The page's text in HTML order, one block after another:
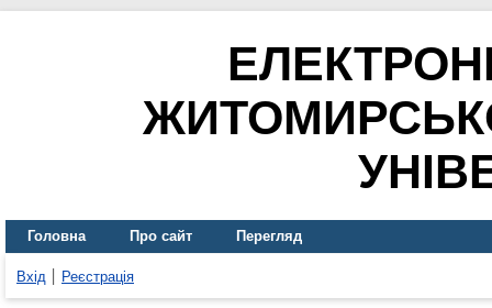
Головна Про сайт Перегляд
Вхід Реєстрація